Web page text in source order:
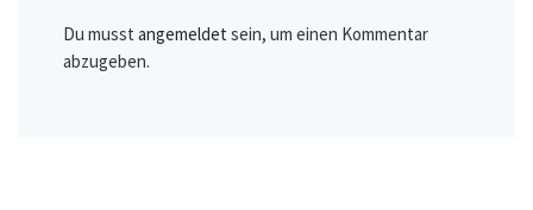
Du musst angemeldet sein, um einen Kommentar
abzugeben.